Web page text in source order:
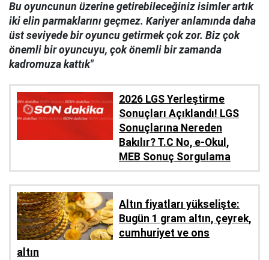
Bu oyuncunun üzerine getirebileceğiniz isimler artık
iki elin parmaklarını geçmez. Kariyer anlamında daha
üst seviyede bir oyuncu getirmek çok zor. Biz çok
önemli bir oyuncuyu, çok önemli bir zamanda
kadromuza kattık"
2026 LGS Yerleştirme
Sonuçları Açıklandı! LGS
Sonuçlarına Nereden
Bakılır? T.C No, e-Okul,
MEB Sonuç Sorgulama
Altın fiyatları yükselişte:
Bugün 1 gram altın, çeyrek,
cumhuriyet ve ons
altın